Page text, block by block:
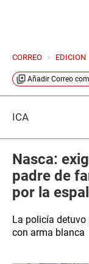
CORREO > EDICION
Añadir Correo
ICA
Nasca:
padre de
por la
La policía detuvo
con arma blanca